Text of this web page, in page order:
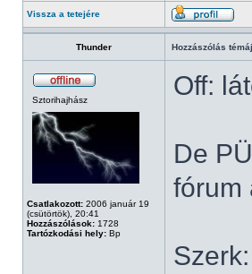
Vissza a tetejére
Thunder Hozzászólás
Sztorihajhász
Csatlakozott: 2006 január 19
(csütörtök), 20:41
Hozzászólások: 1728
Tartózkodási hely: Bp
Off:
De
fórum